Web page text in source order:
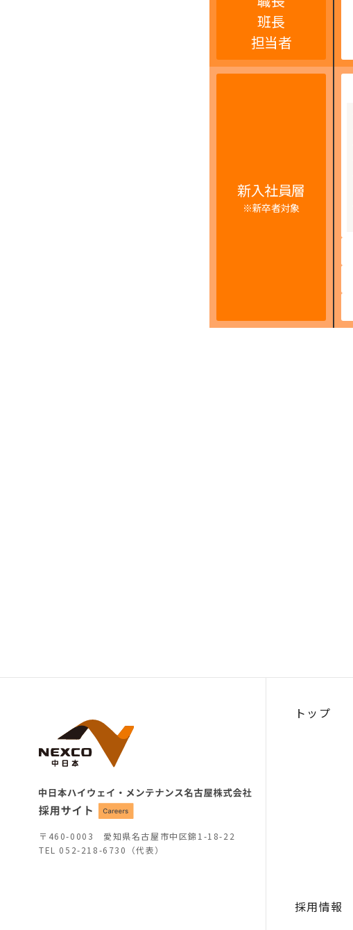
班長
担当者
新入社員層
※新卒者対象
〒460-0003 愛知県名古屋市中区錦1-18-22
TEL 052-218-6730（代表）
トップ
採用情報